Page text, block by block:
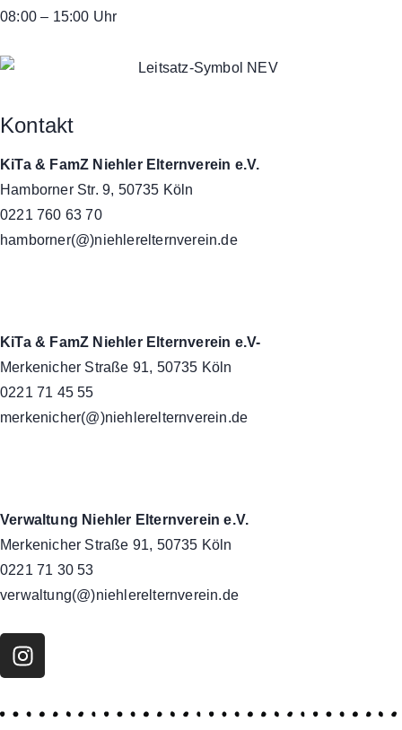
08:00 – 15:00 Uhr
Kontakt
KiTa & FamZ Niehler Elternverein e.V.
Hamborner Str. 9, 50735 Köln
0221 760 63 70
hamborner(@)niehlerelternverein.de
KiTa & FamZ Niehler Elternverein e.V-
Merkenicher Straße 91, 50735 Köln
0221 71 45 55
merkenicher(@)niehlerelternverein.de
Verwaltung Niehler Elternverein e.V.
Merkenicher Straße 91, 50735 Köln
0221 71 30 53
verwaltung(@)niehlerelternverein.de